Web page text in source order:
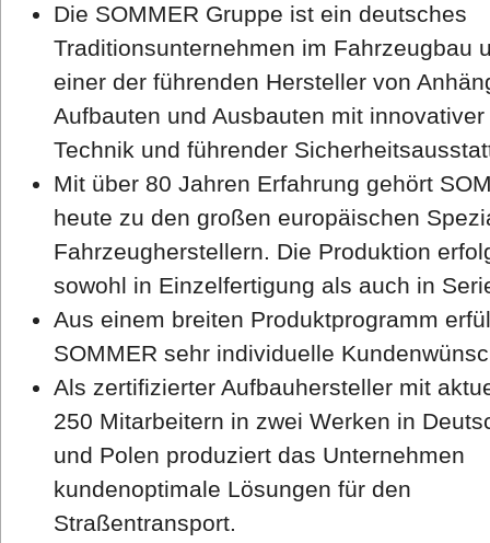
Die SOMMER Gruppe ist ein deutsches
Traditionsunternehmen im Fahrzeugbau
einer der führenden Hersteller von
Aufbauten und Ausbauten mit innovativer
Technik und führender
Mit über 80 Jahren Erfahrung gehört
heute zu den großen europäischen
Fahrzeugherstellern. Die Produktion
sowohl in Einzelfertigung als auch in
Aus einem breiten Produktprogramm
SOMMER sehr individuelle
Als zertifizierter Aufbauhersteller mit
250 Mitarbeitern in zwei Werken in
und Polen produziert das Unternehmen
kundenoptimale Lösungen für den
Straßentransport.